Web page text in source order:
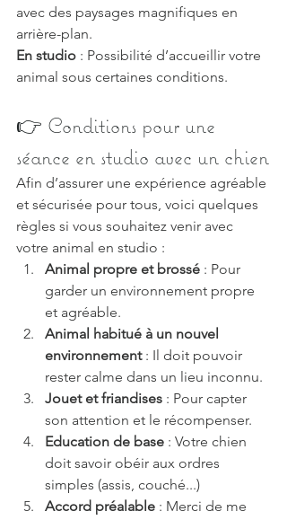
avec des paysages magnifiques en
arrière-plan.
En studio : Possibilité d’accueillir votre
animal sous certaines conditions.
👉 Conditions pour une
séance en studio avec un chien
Afin d’assurer une expérience agréable
et sécurisée pour tous, voici quelques
règles si vous souhaitez venir avec
votre animal en studio :
Animal propre et brossé : Pour
garder un environnement propre
et agréable.
Animal habitué à un nouvel
environnement : Il doit pouvoir
rester calme dans un lieu inconnu.
Jouet et friandises : Pour capter
son attention et le récompenser.
Education de base : Votre chien
doit savoir obéir aux ordres
simples (assis, couché...)
Accord préalable : Merci de me